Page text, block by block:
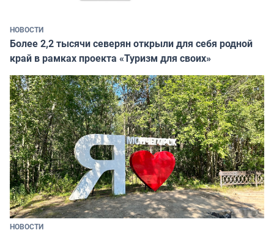
НОВОСТИ
Более 2,2 тысячи северян открыли для себя родной
край в рамках проекта «Туризм для своих»
НОВОСТИ